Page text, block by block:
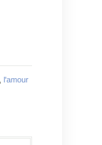
l'amour